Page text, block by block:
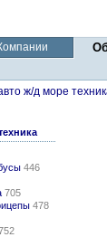
ж/д море
446
705
478